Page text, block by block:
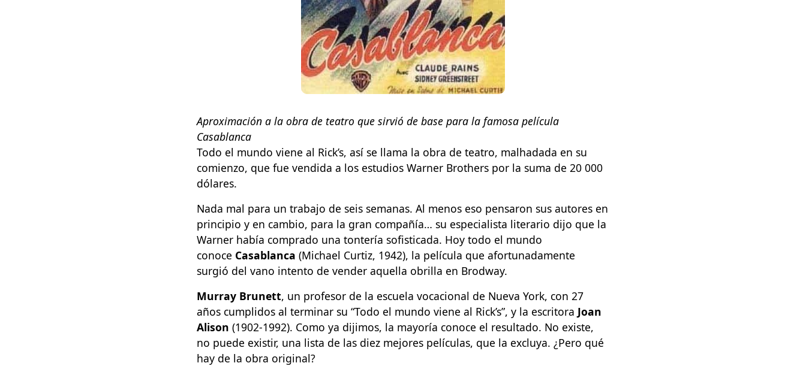
Aproximación a la obra de teatro que sirvió de base para la famosa película
Casablanca
Todo el mundo viene al Rick’s, así se llama la obra de teatro, malhadada en su
comienzo, que fue vendida a los estudios Warner Brothers por la suma de 20 000
dólares.
Nada mal para un trabajo de seis semanas. Al menos eso pensaron sus autores en
principio y en cambio, para la gran compañía… su especialista literario dijo que la
Warner había comprado una tontería sofisticada. Hoy todo el mundo
conoce Casablanca (Michael Curtiz, 1942), la película que afortunadamente
surgió del vano intento de vender aquella obrilla en Brodway.
Murray Brunett, un profesor de la escuela vocacional de Nueva York, con 27
años cumplidos al terminar su “Todo el mundo viene al Rick’s”, y la escritora Joan
Alison (1902-1992). Como ya dijimos, la mayoría conoce el resultado. No existe,
no puede existir, una lista de las diez mejores películas, que la excluya. ¿Pero qué
hay de la obra original?